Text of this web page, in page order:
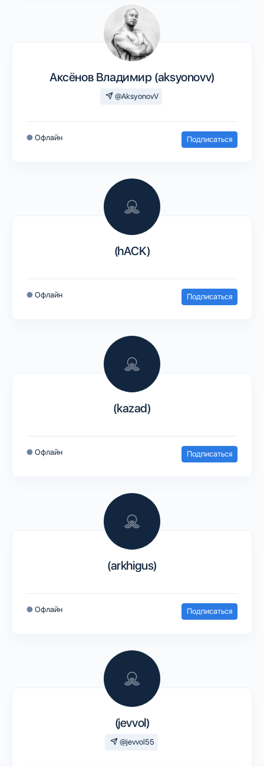
Аксёнов Владимир (aksyonovv)
@AksyonovV
● Офлайн Подписаться
(hACK)
● Офлайн Подписаться
(kazad)
● Офлайн Подписаться
(arkhigus)
● Офлайн Подписаться
(jevvol)
@jevvol55